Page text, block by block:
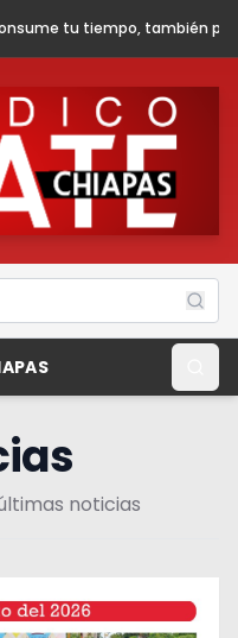
puede poner en riesgo tu
noticias